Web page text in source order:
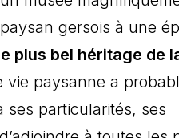
gersois à une
plus bel héritage de
vie paysanne a
ses particularités, ses